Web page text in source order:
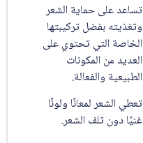
تساعد على حماية الشعر
وتغذيته بفضل تركيبتها
الخاصة التي تحتوي على
العديد من المكونات
الطبيعية والفعالة.
تعطي الشعر لمعانًا ولونًا
غنيًا دون تلف الشعر.